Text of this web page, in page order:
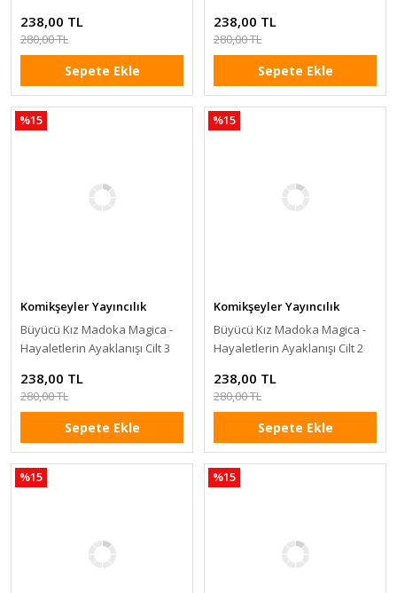
238,00 TL
280,00 TL
Sepete Ekle
238,00 TL
280,00 TL
Sepete Ekle
%15
Komikşeyler Yayıncılık
Büyücü Kız Madoka Magica -
Hayaletlerin Ayaklanışı Cilt 3
238,00 TL
280,00 TL
Sepete Ekle
%15
Komikşeyler Yayıncılık
Büyücü Kız Madoka Magica -
Hayaletlerin Ayaklanışı Cilt 2
238,00 TL
280,00 TL
Sepete Ekle
%15 %15